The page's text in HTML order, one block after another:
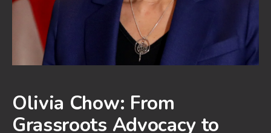
Olivia Chow: From
Grassroots Advocacy to